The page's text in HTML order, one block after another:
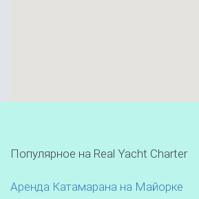
Популярное на Real Yacht Charter
Аренда Катамарана на Майорке